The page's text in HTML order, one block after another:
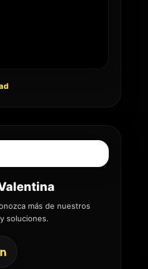
más de nuestros
soluciones.